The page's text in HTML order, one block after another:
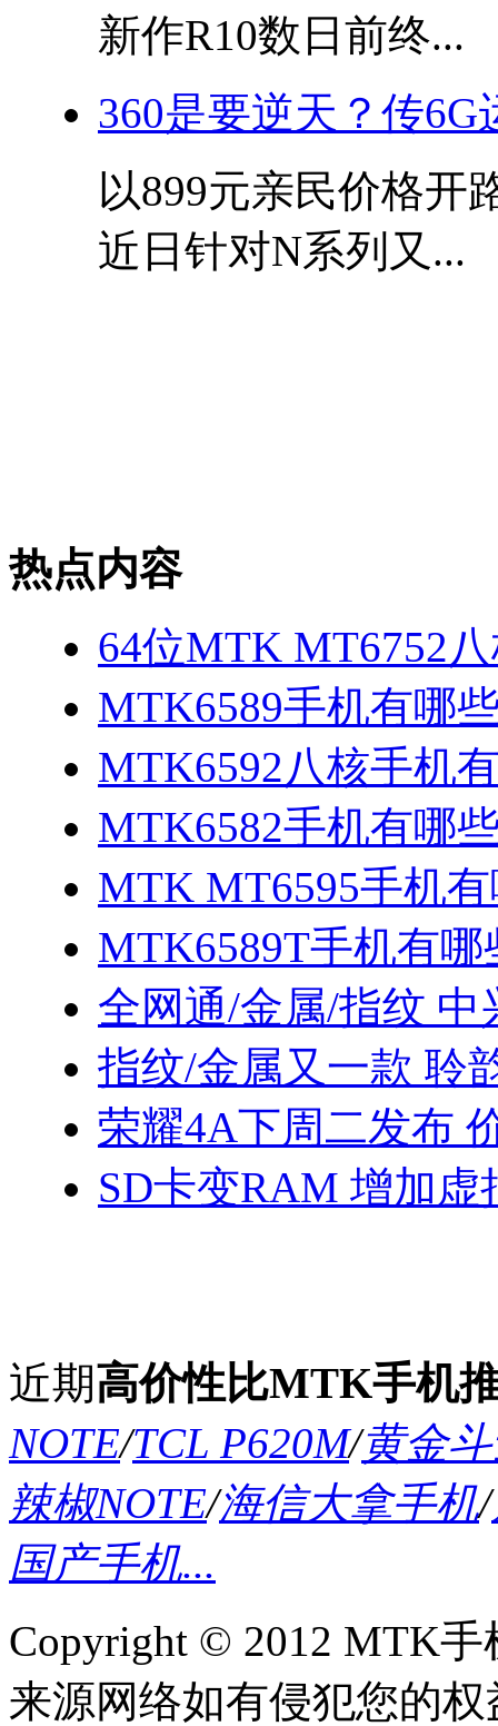
新作R10数日前终...
360是要逆天？传6G
以899元亲民价格开
近日针对N系列又...
热点内容
64位MTK MT6752
MTK6589手机有哪
MTK6592八核手机
MTK6582手机有哪
MTK MT6595手机
MTK6589T手机有
全网通/金属/指纹 中
指纹/金属又一款 聆
荣耀4A下周二发布
SD卡变RAM 增加虚
近期高价性比MTK手机
NOTE/TCL P620M/黄金
辣椒NOTE/海信大拿手机/
国产手机...
Copyright © 2012 MTK
来源网络如有侵犯您的